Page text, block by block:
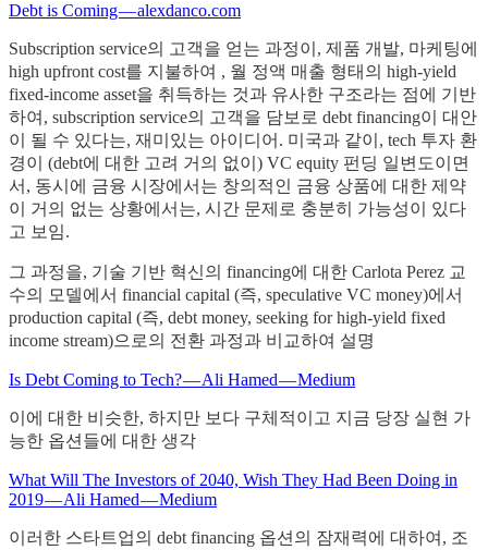
Debt is Coming — alexdanco.com
Subscription service의 고객을 얻는 과정이, 제품 개발, 마케팅에
high upfront cost를 지불하여 , 월 정액 매출 형태의 high-yield
fixed-income asset을 취득하는 것과 유사한 구조라는 점에 기반
하여, subscription service의 고객을 담보로 debt financing이 대안
이 될 수 있다는, 재미있는 아이디어. 미국과 같이, tech 투자 환
경이 (debt에 대한 고려 거의 없이) VC equity 펀딩 일변도이면
서, 동시에 금융 시장에서는 창의적인 금융 상품에 대한 제약
이 거의 없는 상황에서는, 시간 문제로 충분히 가능성이 있다
고 보임.
그 과정을, 기술 기반 혁신의 financing에 대한 Carlota Perez 교
수의 모델에서 financial capital (즉, speculative VC money)에서
production capital (즉, debt money, seeking for high-yield fixed
income stream)으로의 전환 과정과 비교하여 설명
Is Debt Coming to Tech? — Ali Hamed — Medium
이에 대한 비슷한, 하지만 보다 구체적이고 지금 당장 실현 가
능한 옵션들에 대한 생각
What Will The Investors of 2040, Wish They Had Been Doing in
2019 — Ali Hamed — Medium
이러한 스타트업의 debt financing 옵션의 잠재력에 대하여, 조